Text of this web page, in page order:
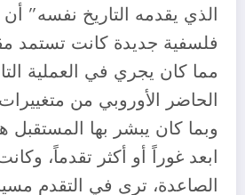
الذي يقدمه التاريخ نفسه”
فلسفية جديدة كانت تستمد
مما كان يجري في العملية
الحاضر الأوروبي من
وبما كان يبشر بها المستقبل
ابعد غوراً أو أكثر تقدماً،
الصاعدة، ترى في التقدم